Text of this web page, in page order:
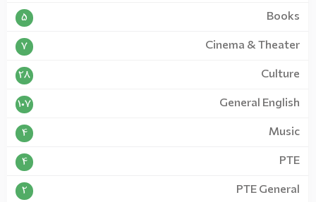
Books
5
Cinema & Theater
7
Culture
28
General English
107
Music
4
PTE
4
PTE General
2